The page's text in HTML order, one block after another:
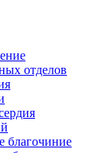
отделов
благочиние